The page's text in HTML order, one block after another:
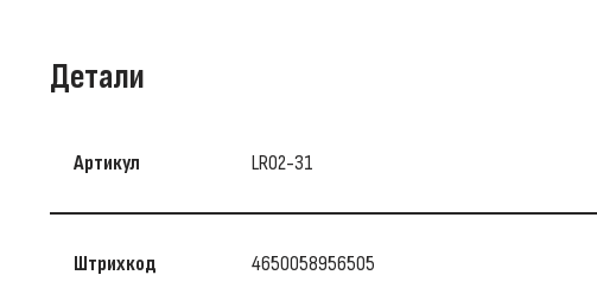
Детали
Артикул LR02-31
Штрихкод 4650058956505